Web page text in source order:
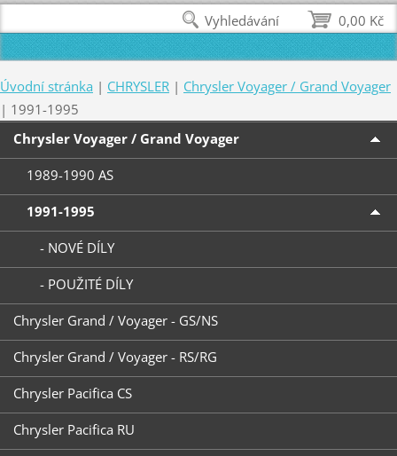
Úvodní stránka | CHRYSLER | Chrysler Voyager / Grand Voyager
| 1991-1995
Chrysler Voyager / Grand Voyager
1989-1990 AS
1991-1995
- NOVÉ DÍLY
- POUŽITÉ DÍLY
Chrysler Grand / Voyager - GS/NS
Chrysler Grand / Voyager - RS/RG
Chrysler Pacifica CS
Chrysler Pacifica RU
0,00 Kč
Vyhledávání